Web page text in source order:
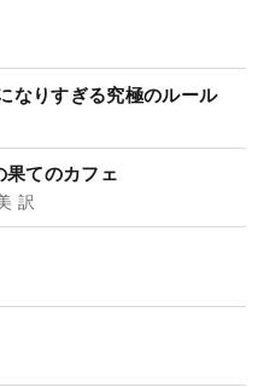
りすぎる究極のルール
てのカフェ
訳